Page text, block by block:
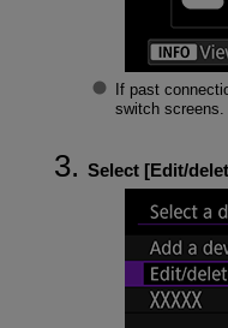
If past
switch screens.
Select [Edit/